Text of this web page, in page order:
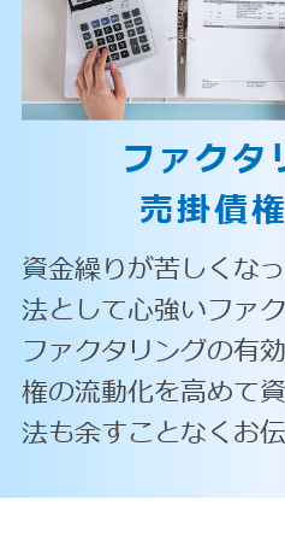
ファクタ
売掛債
資金繰りが苦しくな
法として心強いファ
ファクタリングの有
権の流動化を高めて
法も余すことなくお